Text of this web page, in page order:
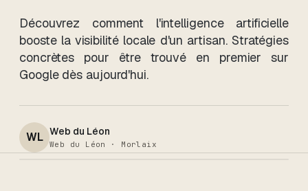
Découvrez comment l'intelligence artificielle
booste la visibilité locale d'un artisan. Stratégies
concrètes pour être trouvé en premier sur
Google dès aujourd'hui.
WL Web du Léon
Web du Léon · Morlaix